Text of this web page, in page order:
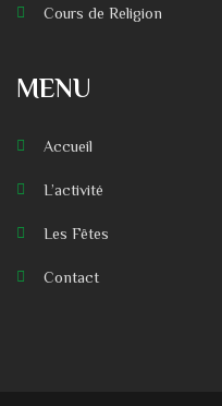
Cours de Religion
MENU
Accueil
L’activité
Les Fêtes
Contact